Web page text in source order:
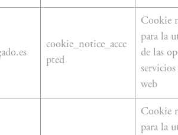
cookie_notice_acce
pted
Cookie
para la
de las
web
Cookie
para la